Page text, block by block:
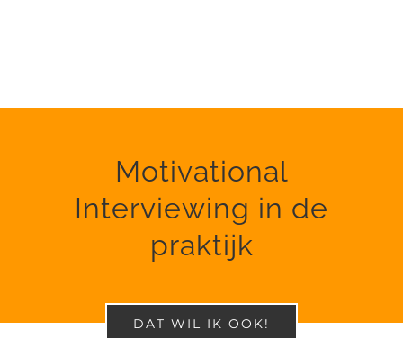
Motivational
Interviewing in de
praktijk
DAT WIL IK OOK!